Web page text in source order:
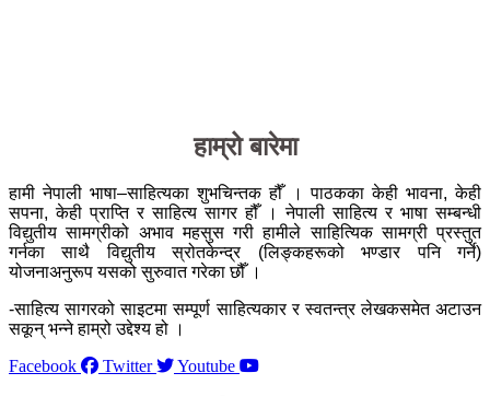
हाम्रो बारेमा
हामी नेपाली भाषा–साहित्यका शुभचिन्तक हौँ । पाठकका केही भावना, केही
सपना, केही प्राप्ति र साहित्य सागर हौँ । नेपाली साहित्य र भाषा सम्बन्धी
विद्युतीय सामग्रीको अभाव महसुस गरी हामीले साहित्यिक सामग्री प्रस्तुत
गर्नका साथै विद्युतीय स्रोतकेन्द्र (लिङ्कहरूको भण्डार पनि गर्ने)
योजनाअनुरूप यसको सुरुवात गरेका छौँ ।
-साहित्य सागरको साइटमा सम्पूर्ण साहित्यकार र स्वतन्त्र लेखकसमेत अटाउन
सकून् भन्ने हाम्रो उद्देश्य हो ।
Facebook
Twitter Youtube